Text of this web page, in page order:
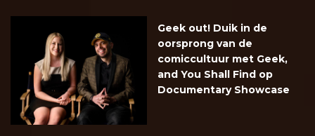
Geek out! Duik in de
oorsprong van de
comiccultuur met Geek,
and You Shall Find op
Documentary Showcase